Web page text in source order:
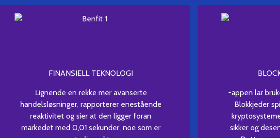
FINANSIELL TEKNOLOGI
Lignende en rekke mer avanserte
handelsløsninger, rapporterer enestående
reaktivitet og sier at den ligger foran
markedet med 0,01 sekunder, noe som er
-appen lar
Blokkjeder
sikker og